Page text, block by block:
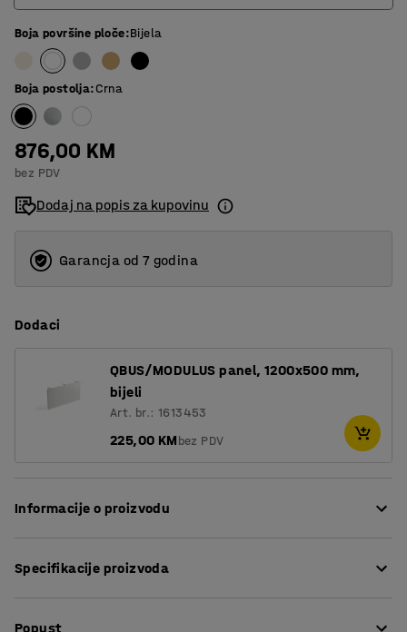
1200
1400
1600
1800
Boja površine ploče:Bijela
Boja postolja:Crna
876,00 KM
bez PDV
Dodaj na popis za kupovinu
Garancja od 7 godina
Dodaci
QBUS/MODULUS panel, 1200x500 mm,
bijeli
Art. br.: 1613453
225,00 KMbez PDV
Informacije o proizvodu
podesivim stolom iz serije QBUS možete brzo i lako
Specifikacije proizvoda
Popust